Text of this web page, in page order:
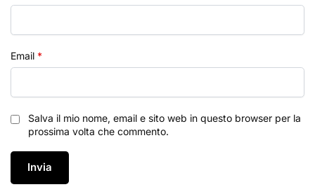
Email *
Salva il mio nome, email e sito web in questo browser per la
prossima volta che commento.